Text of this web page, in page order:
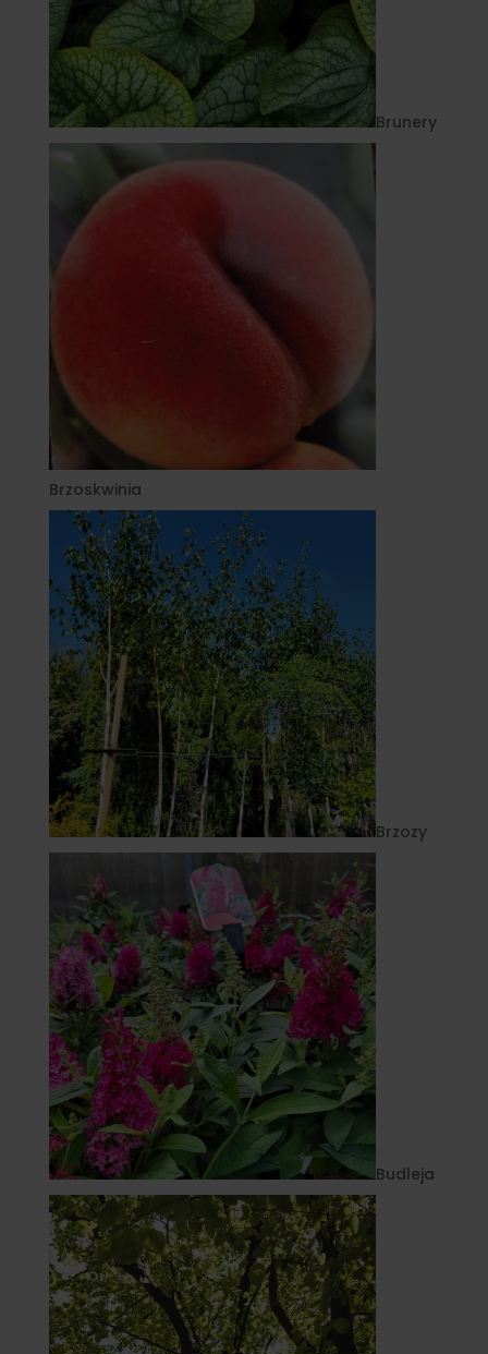
Brunery
Brzoskwinia
Brzozy
Budleja